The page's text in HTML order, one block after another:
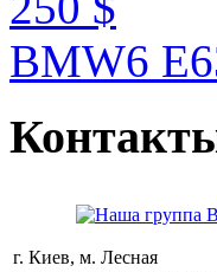
BMW6
г. Киев, м. Лесная